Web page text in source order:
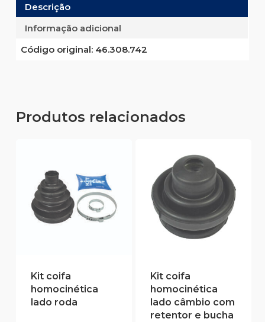
Descrição
Informação adicional
Código original:46.308.742
Produtos relacionados
Kit coifa
homocinética
lado roda
Kit coifa
homocinética
lado câmbio com
retentor e bucha